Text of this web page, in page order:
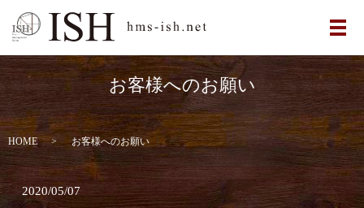
メ
お客様へのお願い
HOME お客様へのお願い
2020/05/07